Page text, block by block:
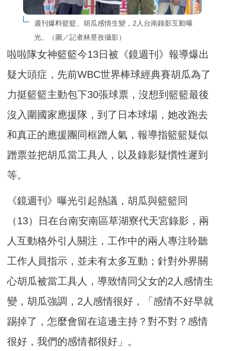
週刊爆料籃籃、胡瓜感情生變，2人台南錄影互動曝
光。（圖／記者林昱孜攝影）
啦啦隊女神籃籃今13日被《鏡週刊》報導爆出
疑大頭症，先前WBC世界棒球經典賽胡瓜為了
力挺籃籃主動包下30張球票，沒想到籃籃最後
沒入圍國家應援隊，到了日本球場，她改跑去
和真正的應援團同框蹭人氣，報導指籃籃疑似
蹭票並把胡瓜當工具人，以及錄影疑慣性遲到
等。
《鏡週刊》曝光引起熱議，胡瓜與籃籃同
（13）日在台南安南區草湖寮代天宮錄影，兩
人互動格外引人關注，工作中的兩人專注聆聽
工作人員指示，並未有太多互動；針對外界關
心胡瓜被當工具人，導致情同父女的2人感情生
變，胡瓜強調，2人感情很好，「感情不好早就
踢掉了，怎麼會留在這邊主持？對不對？感情
很好，我們的感情都很好」。